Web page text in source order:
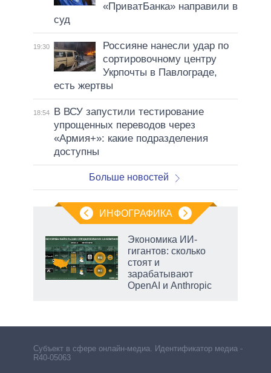
«ПриватБанка» направили в
суд
19:30
Россияне нанесли удар по
сортировочному центру
Укрпочты в Павлограде,
есть жертвы
18:54
В ВСУ запустили тестирование
упрощенных переводов через
«Армия+»: какие подразделения
доступны
Больше новостей
ИНФОГРАФИКА
Экономика ИИ-
гигантов: сколько
стоят и
зарабатывают
OpenAI и Anthropic
Субъект в сфере онлайн-медиа. Идентификатор медиа –
R40-05063